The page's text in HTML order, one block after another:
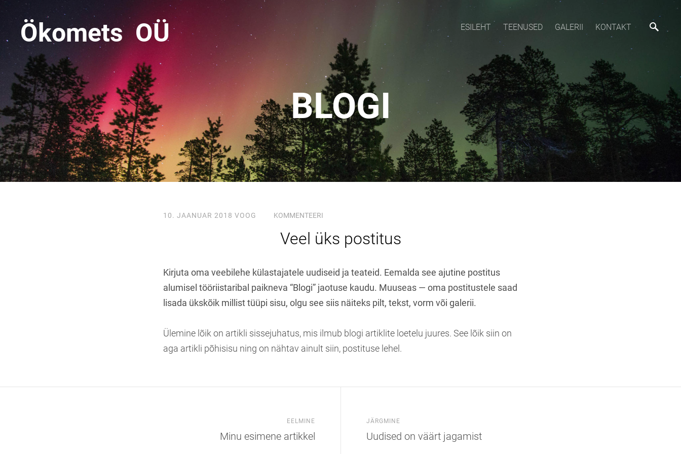
Ökomets OÜ ESILEHT TEENUSED GALERII KONTAKT
BLOGI
10. JAANUAR 2018 VOOG KOMMENTEERI
Veel üks postitus
Kirjuta oma veebilehe külastajatele uudiseid ja teateid. Eemalda see ajutine postitus
alumisel tööriistaribal paikneva “Blogi” jaotuse kaudu. Muuseas — oma postitustele saad
lisada ükskõik millist tüüpi sisu, olgu see siis näiteks pilt, tekst, vorm või galerii.
Ülemine lõik on artikli sissejuhatus, mis ilmub blogi artiklite loetelu juures. See lõik siin on
aga artikli põhisisu ning on nähtav ainult siin, postituse lehel.
EELMINE
Minu esimene artikkel
JÄRGMINE
Uudised on väärt jagamist